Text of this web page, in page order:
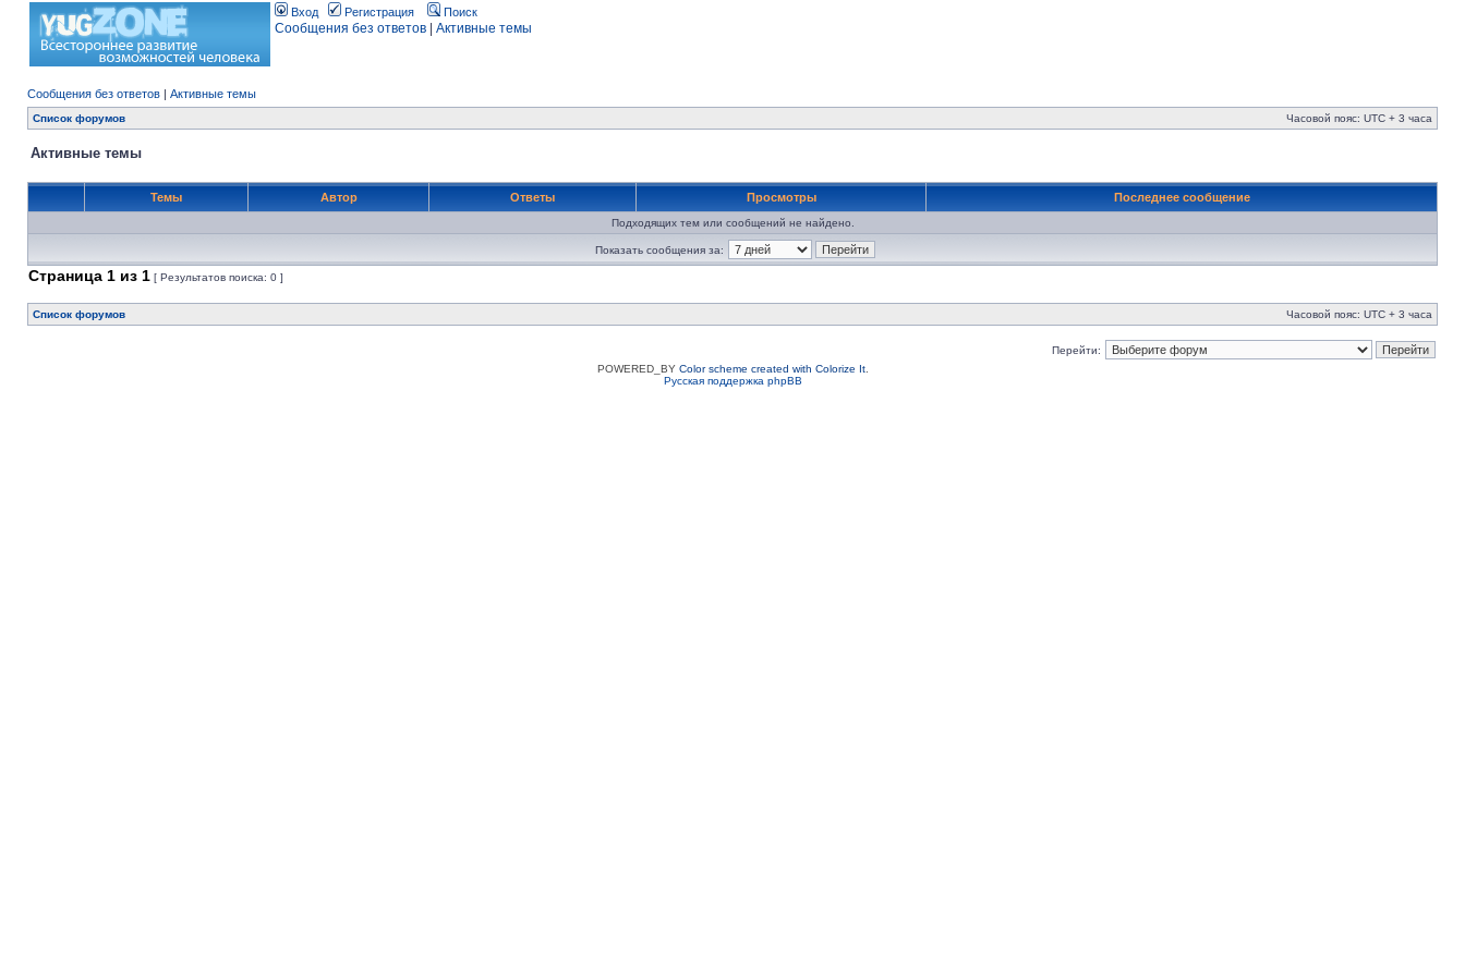
Вход Регистрация Поиск
Сообщения без ответов Активные темы
Сообщения без ответов | Активные темы
Список форумов Часовой пояс: UTC + 3 часа
Активные темы
Темы Автор Ответы Просмотры Последнее сообщение
Подходящих тем или сообщений не найдено.
Показать сообщения за:
Страница 1 из 1 [ Результатов поиска: 0 ]
Список форумов Часовой пояс: UTC + 3 часа
Перейти:
POWERED_BY Color scheme created with Colorize It.
Русская поддержка phpBB